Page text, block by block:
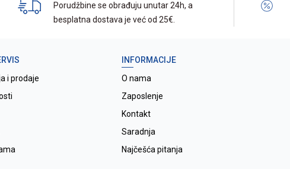
Porudžbine se obrađuju unutar 24h, a
besplatna dostava je već od 25€.
i prodaje
INFORMACIJE
O nama
Zaposlenje
Kontakt
Saradnja
Najčešća pitanja